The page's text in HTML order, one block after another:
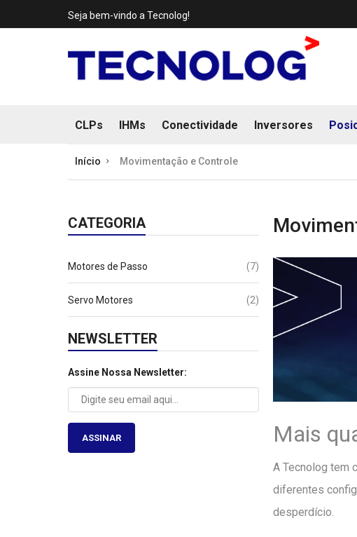
Seja bem-vindo a Tecnolog!
CLPs IHMs Conectividade Inversores
Início Movimentação e Controle
CATEGORIA
Motores de Passo (7)
Servo Motores (2)
NEWSLETTER
Assine Nossa Newsletter:
ASSINAR Mais
A Tecnolog tem
diferentes
desperdício.